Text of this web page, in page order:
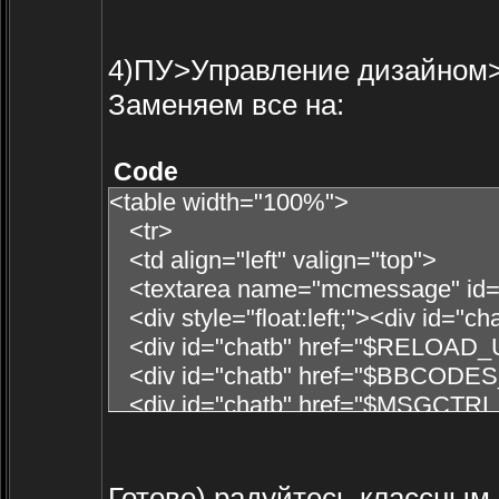
setInterval(reloadTimeC,30000);
</script>
4)ПУ>Управление
Заменяем все на:
Code
<table width="100%">
<tr>
<td align="left" valign="top">
<textarea name="mcmessage"
<div style="float:left;"><div
<div id="chatb"
<div id="chatb"
<div id="chatb"
</td>